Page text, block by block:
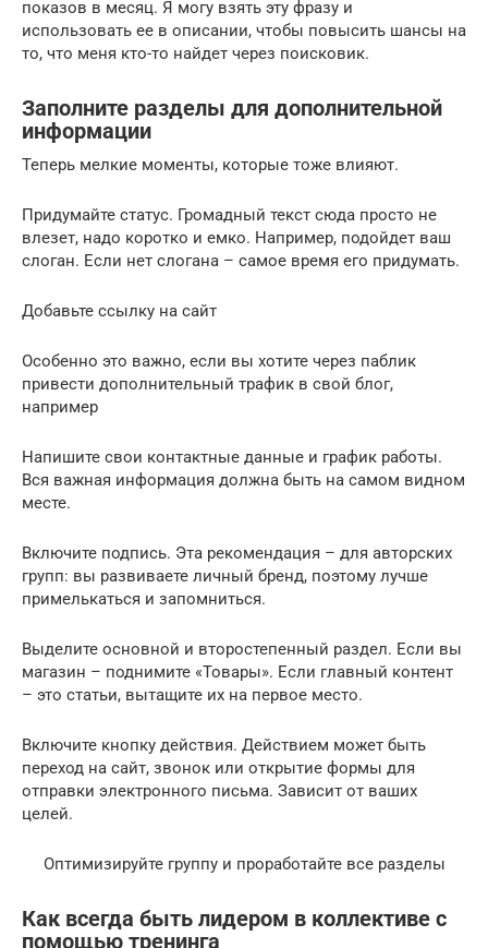
показов в месяц. Я могу взять эту фразу и
использовать ее в описании, чтобы повысить шансы на
то, что меня кто-то найдет через поисковик.
Заполните разделы для дополнительной
информации
Теперь мелкие моменты, которые тоже влияют.
Придумайте статус. Громадный текст сюда просто не
влезет, надо коротко и емко. Например, подойдет ваш
слоган. Если нет слогана – самое время его придумать.
Добавьте ссылку на сайт
Особенно это важно, если вы хотите через паблик
привести дополнительный трафик в свой блог,
например
Напишите свои контактные данные и график работы.
Вся важная информация должна быть на самом видном
месте.
Включите подпись. Эта рекомендация – для авторских
групп: вы развиваете личный бренд, поэтому лучше
примелькаться и запомниться.
Выделите основной и второстепенный раздел. Если вы
магазин – поднимите «Товары». Если главный контент
– это статьи, вытащите их на первое место.
Включите кнопку действия. Действием может быть
переход на сайт, звонок или открытие формы для
отправки электронного письма. Зависит от ваших
целей.
Оптимизируйте группу и проработайте все разделы
Как всегда быть лидером в коллективе с
помощью тренинга